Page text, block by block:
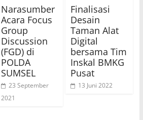
Narasumber
Acara Focus
Group
Discussion
(FGD) di
POLDA
SUMSEL
23 September
2021
Finalisasi
Desain
Taman Alat
Digital
bersama Tim
Inskal BMKG
Pusat
13 Juni 2022